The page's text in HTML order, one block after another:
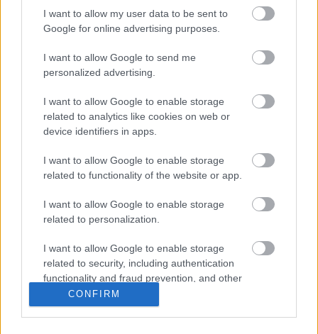
I want to allow my user data to be sent to
Google for online advertising purposes.
I want to allow Google to send me
personalized advertising.
I want to allow Google to enable storage
related to analytics like cookies on web or
device identifiers in apps.
I want to allow Google to enable storage
related to functionality of the website or app.
I want to allow Google to enable storage
related to personalization.
I want to allow Google to enable storage
related to security, including authentication
functionality and fraud prevention, and other
user protection.
CONFIRM
Παντελής Προμπονάς
Γεώργιος Χουρδάκης
Ως Αναπληρωματικά Μέλη εξελέγησαν κατά σειρά οι
Νικόλαος Χαλιάσος, Δέσποινα Παπαθεοδούλου,
Ιωάννης Κασμίρογλου και Κωνσταντίνος Τάτσης.
Διοικητικό Συμβούλιο του Σ.Ε.Π., αποτελούμενο από
άτομα που στην πλειοψηφία τους είναι 30-40 ετών,
είναι έτοιμο να συνεργαστεί και να προσφέρει
έμπρακτα για το καλύτερο του Ελληνικού
Επισυνάψεις